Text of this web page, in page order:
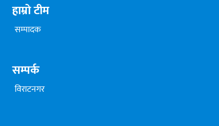
हाम्रो टीम
सम्पादक
सम्पर्क
विराटनगर